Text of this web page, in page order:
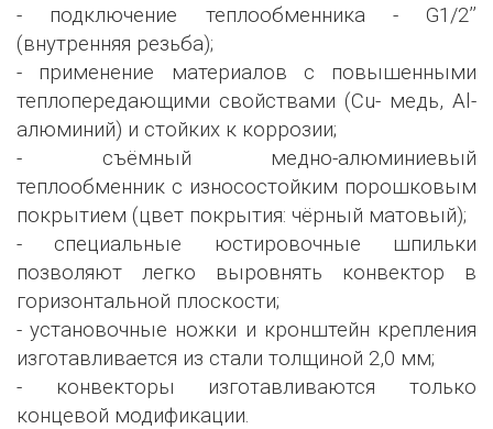
- подключение теплообменника - G1/2’’
(внутренняя резьба);
- применение материалов с повышенными
теплопередающими свойствами (Сu- медь, Al-
алюминий) и стойких к коррозии;
- съёмный медно-алюминиевый
теплообменник с износостойким порошковым
покрытием (цвет покрытия: чёрный матовый);
- специальные юстировочные шпильки
позволяют легко выровнять конвектор в
горизонтальной плоскости;
- установочные ножки и кронштейн крепления
изготавливается из стали толщиной 2,0 мм;
- конвекторы изготавливаются только
концевой модификации.